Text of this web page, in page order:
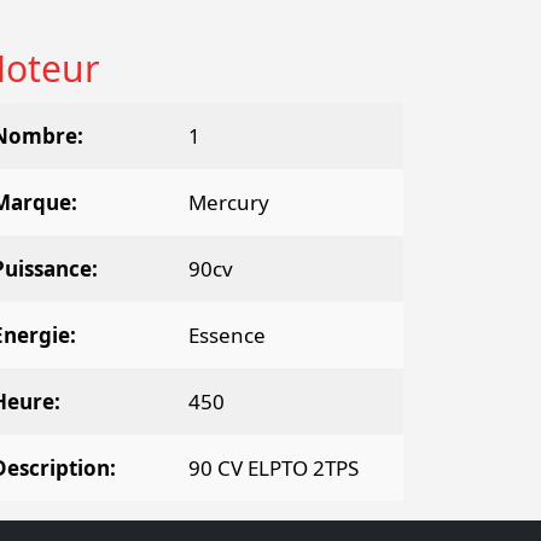
1
Mercury
90cv
Essence
450
90 CV ELPTO 2TPS